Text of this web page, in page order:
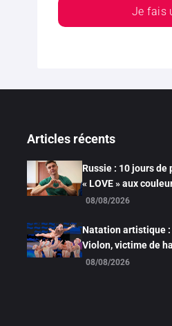
Je fais
Articles récents
Russie : 10 jours de
« LOVE » aux
08/08/2026
Natation artistique
Violon, victime de
08/08/2026